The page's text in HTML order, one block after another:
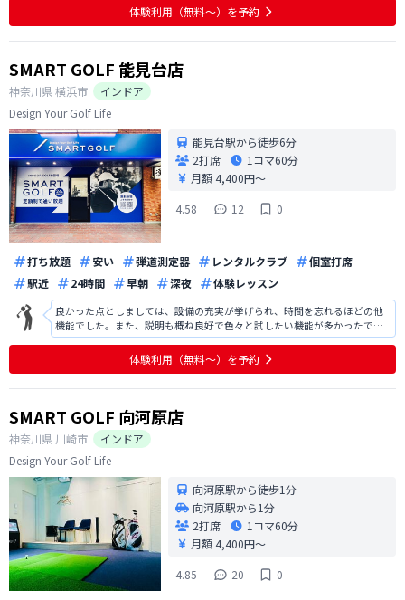
体験利用（無料〜）を予約
SMART GOLF 能見台店
神奈川県横浜市
インドア
Design Your Golf Life
能見台駅から徒歩6分
2打席
1コマ60分
月額 4,400円〜
4.58
12 0
打ち放題 安い 弾道測定器 レンタルクラブ
個室打席
駅近
24時間 早朝 深夜 体験レッスン
良かった点としましては、設備の充実が挙げられ、時間を忘れるほどの他
機能でした。また、説明も概ね良好で色々と試したい機能が多かったで
す。改善点としましては、駐車場の案内があればよかったです。また、地域
柄かもしれませんが、入会人数の割に夜の時間帯での予約が取りにくく、
練習を行いたい時間帯に予約が取りにく
体験利用（無料〜）を予約
SMART GOLF 向河原店
神奈川県 川崎市
インドア
Design Your Golf Life
向河原駅から徒歩1分
向河原駅から1分
2打席
1コマ60分
月額 4,400円〜
4.85
20 0